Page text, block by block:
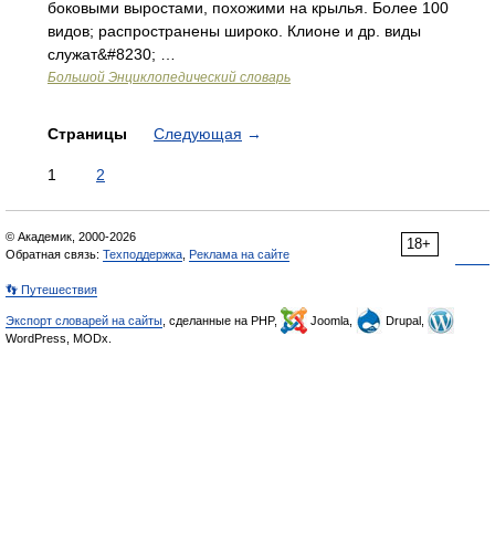
боковыми выростами, похожими на крылья. Более 100
видов; распространены широко. Клионе и др. виды
служат&#8230; …
Большой Энциклопедический словарь
Страницы Следующая →
1 2
18+
© Академик, 2000-2026
Обратная связь: Техподдержка Реклама на сайте
👣 Путешествия
Экспорт словарей на сайты , сделанные на PHP, Joomla,
Drupal,
WordPress, MODx.